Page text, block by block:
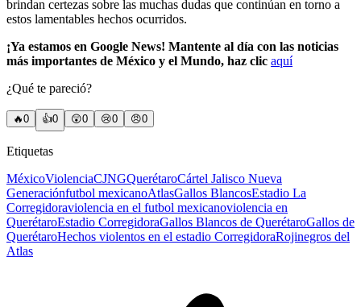
brindan certezas sobre las muchas dudas que continúan en torno a
estos lamentables hechos ocurridos.
¡Ya estamos en Google News! Mantente al día con las noticias
más importantes de México y el Mundo, haz clic aquí
¿Qué te pareció?
🔥0 👍0 😲0 😢0 😠0
Etiquetas
MéxicoViolenciaCJNGQuerétaroCártel Jalisco Nueva
Generaciónfutbol mexicanoAtlasGallos BlancosEstadio La
Corregidoraviolencia en el futbol mexicanoviolencia en
QuerétaroEstadio CorregidoraGallos Blancos de QuerétaroGallos de
QuerétaroHechos violentos en el estadio CorregidoraRojinegros del
Atlas